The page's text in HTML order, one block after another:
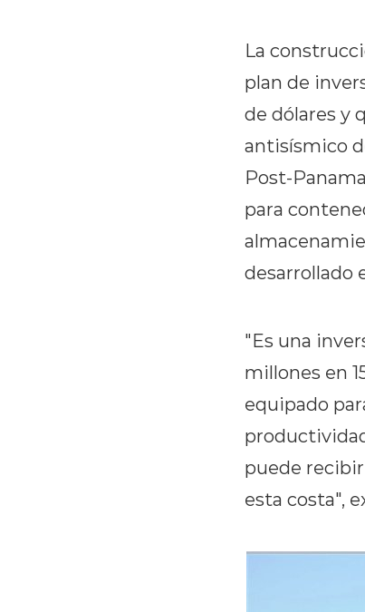
La
plan de
de dólares y
antisísmico
Post-
para
desarrollado
"Es una
millones en
equipado
puede
esta costa",